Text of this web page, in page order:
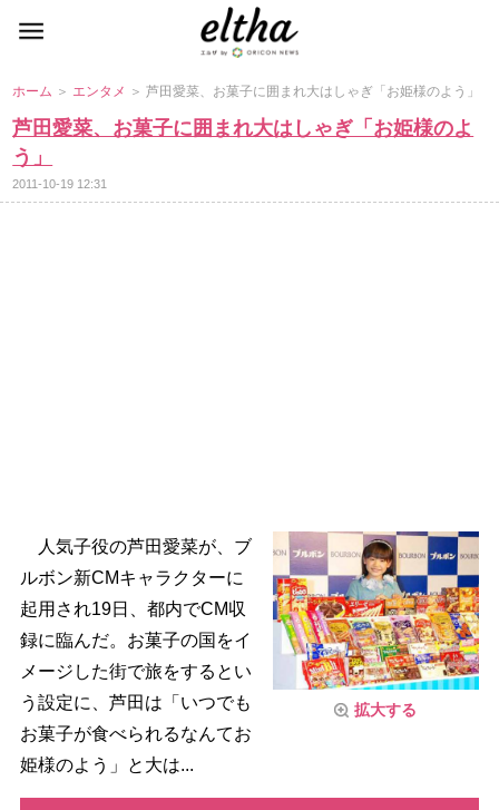
ホーム ＞ エンタメ ＞ 芦田愛菜、お菓子に囲まれ大はしゃぎ「お姫様のよう」
芦田愛菜、お菓子に囲まれ大はしゃぎ「お姫様のよ
う」
2011-10-19 12:31
拡大する
人気子役の芦田愛菜が、ブ
ルボン新CMキャラクターに
起用され19日、都内でCM収
録に臨んだ。お菓子の国をイ
メージした街で旅をするとい
う設定に、芦田は「いつでも
お菓子が食べられるなんてお
姫様のよう」と大は...